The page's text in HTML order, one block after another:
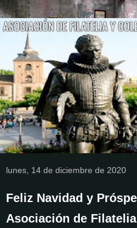
lunes, 14 de diciembre de 2020
Feliz Navidad y
Asociación de